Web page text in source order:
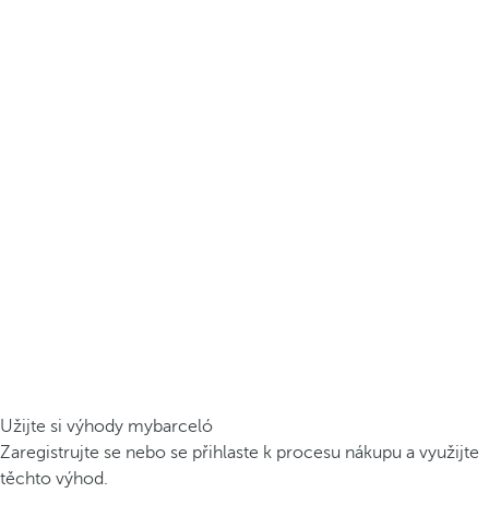
Užijte si výhody mybarceló
Zaregistrujte se nebo se přihlaste k procesu nákupu a využijte
těchto výhod.